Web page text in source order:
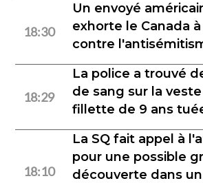
18:30
Un envoyé
exhorte le Canada
contre
18:29
La police a trouvé
de sang sur la
fillette de 9 ans
18:10
La SQ fait appel à
pour une possible
découverte dans un